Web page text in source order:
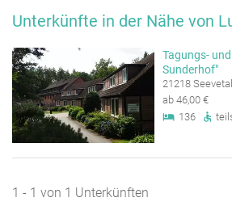
Unterkünfte in der Nähe von
Tagungs-
Sunderhof"
21218 Seevetal
ab 46,00 €
136
1 - 1 von 1 Unterkünften